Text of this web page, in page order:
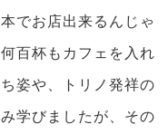
でお店出来るんじゃ
百杯もカフェを入れ
姿や、トリノ発祥の
学びましたが、その